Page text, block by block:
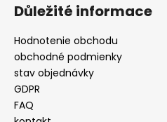
Důležité informace
Hodnotenie obchodu
obchodné podmienky
stav objednávky
GDPR
FAQ